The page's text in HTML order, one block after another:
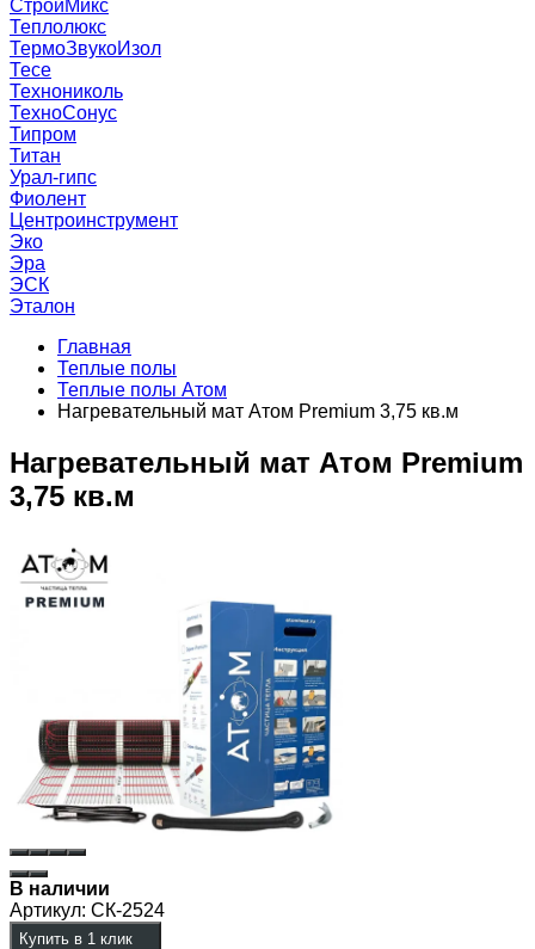
СтройМикс
Теплолюкс
ТермоЗвукоИзол
Тесе
Технониколь
ТехноСонус
Типром
Титан
Урал-гипс
Фиолент
Центроинструмент
Эко
Эра
ЭСК
Эталон
Главная
Теплые полы
Теплые полы Атом
Нагревательный мат Атом Premium 3,75 кв.м
Нагревательный мат Атом Premium
3,75 кв.м
В наличии
Артикул: СК-2524
Купить в 1 клик